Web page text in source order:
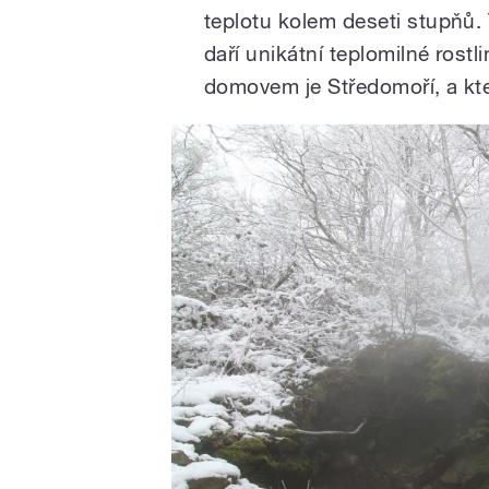
teplotu kolem deseti stupňů.
daří unikátní teplomilné
domovem je Středomoří, a